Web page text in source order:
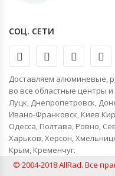
СОЦ. СЕТИ
Доставляем алюминевые,
во все областные центры
Луцк, Днепропетровск,
Ивано-Франковск, Киев
Одесса, Полтава, Ровно,
Харьков, Херсон,
Крым, Кременчуг.
© 2004-2018 AllRad. Все